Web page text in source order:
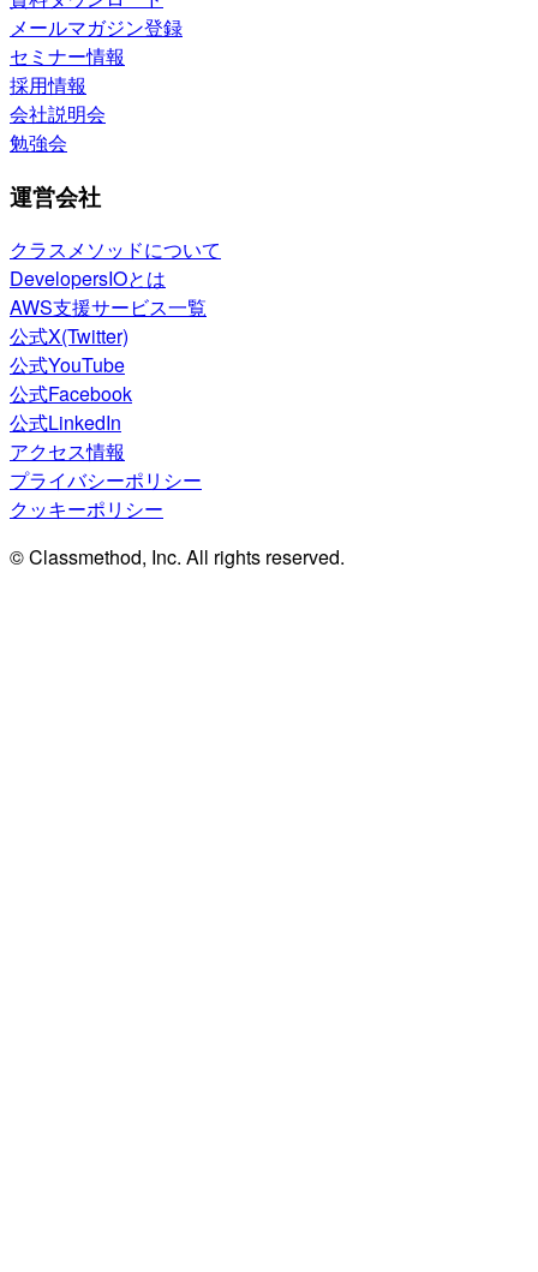
メールマガジン登録
セミナー情報
採用情報
会社説明会
勉強会
運営会社
クラスメソッドについて
DevelopersIOとは
AWS支援サービス一覧
公式X(Twitter)
公式YouTube
公式Facebook
公式LinkedIn
アクセス情報
プライバシーポリシー
クッキーポリシー
© Classmethod, Inc. All rights reserved.